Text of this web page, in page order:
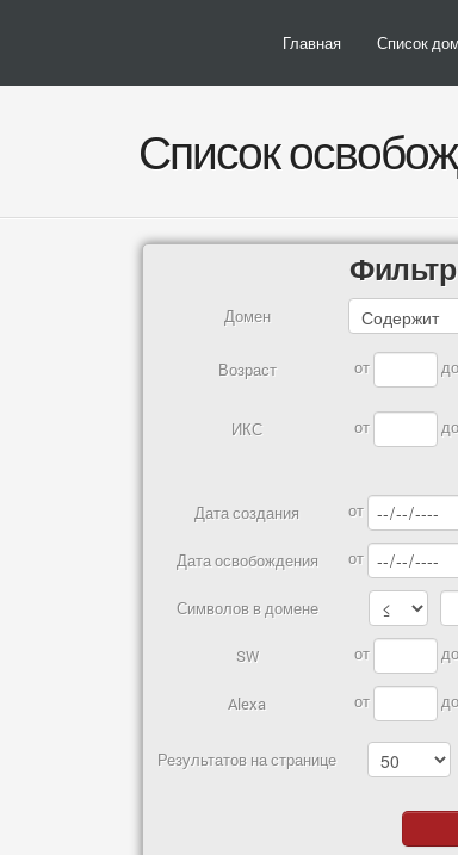
Главная Список
Список
Домен
Возраст от до
ИКС от до
Дата создания от
Дата освобождения от
Символов в домене
SW от до
Alexa от до
Результатов на странице